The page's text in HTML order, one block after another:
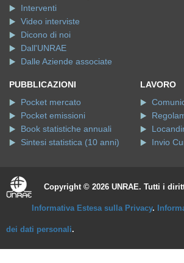
Interventi
Video interviste
Dicono di noi
Dall'UNRAE
Dalle Aziende associate
PUBBLICAZIONI
Pocket mercato
Pocket emissioni
Book statistiche annuali
Sintesi statistica (10 anni)
LAVORO
Invio
Copyright © 2026 UNRAE. Tutti i
Informativa Estesa sulla Privacy.
dei dati personali.